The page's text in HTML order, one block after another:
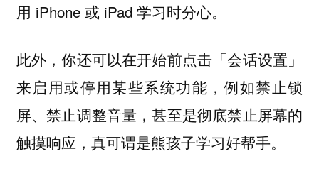
用 iPhone 或 iPad 学习时分心。
此外，你还可以在开始前点击「会话设置」
来启用或停用某些系统功能，例如禁止锁
屏、禁止调整音量，甚至是彻底禁止屏幕的
触摸响应，真可谓是熊孩子学习好帮手。